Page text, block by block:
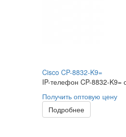
Cisco CP-8832-K9=
IP-телефон CP-8832-K9=
Получить оптовую цену
Подробнее